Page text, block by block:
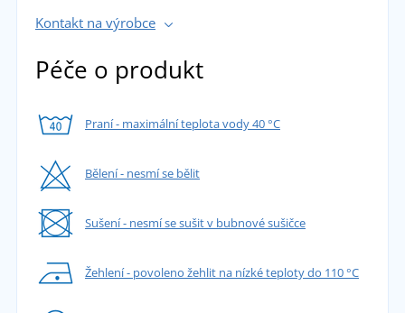
Kontakt na výrobce
Péče o produkt
Praní - maximální teplota vody 40 °C
Bělení - nesmí se bělit
Sušení - nesmí se sušit v bubnové sušičce
Žehlení - povoleno žehlit na nízké teploty do 110 °C